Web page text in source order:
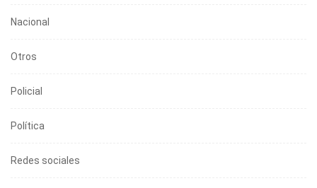
Nacional
Otros
Policial
Política
Redes sociales